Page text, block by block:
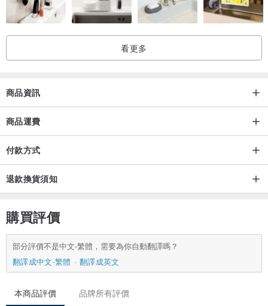
看更多
商品資訊
商品運費
付款方式
退款換貨須知
購買評價
部分評價不是中文-繁體，需要為你自動翻譯嗎？
翻譯成中文-繁體
翻譯成英文
本商品評價 品牌所有評價